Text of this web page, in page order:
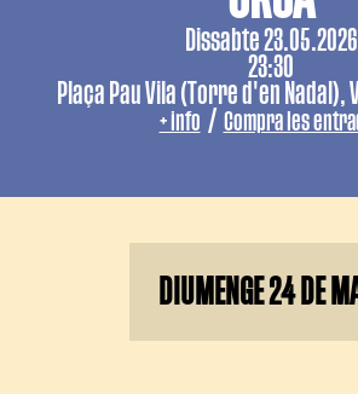
Dissabte 23.05.2026
23:30
Plaça Pau Vila (Torre d'en Nadal),
+ info / Compra les
DIUMENGE 24 DE